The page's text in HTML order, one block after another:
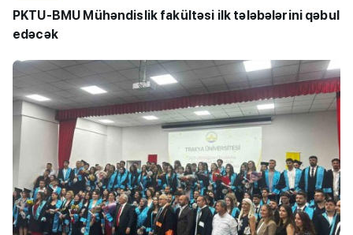
PKTU-BMU Mühəndislik fakültəsi ilk tələbələrini qəbul
edəcək